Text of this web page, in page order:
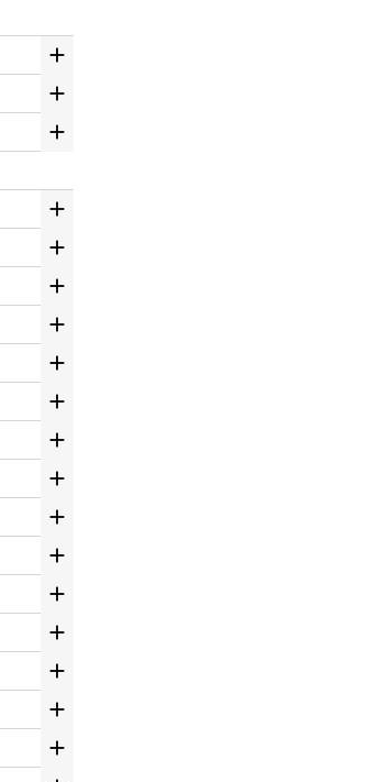

















